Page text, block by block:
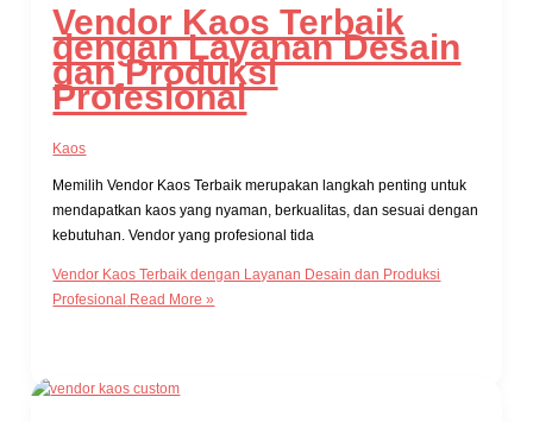
Vendor Kaos Terbaik
dengan Layanan Desain
dan Produksi
Profesional
Kaos
Memilih Vendor Kaos Terbaik merupakan langkah penting untuk
mendapatkan kaos yang nyaman, berkualitas, dan sesuai dengan
kebutuhan. Vendor yang profesional tida
Vendor Kaos Terbaik dengan Layanan Desain dan Produksi
Profesional Read More »